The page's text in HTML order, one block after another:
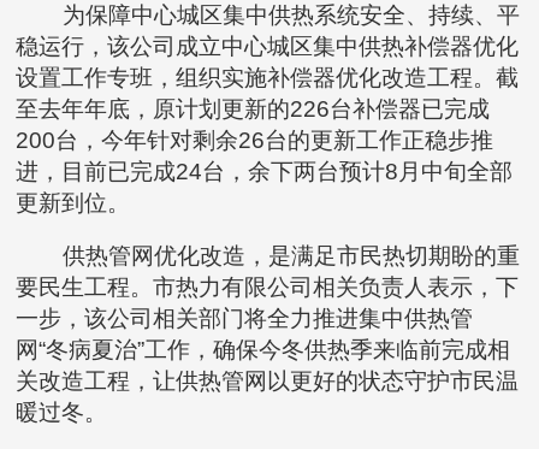
为保障中心城区集中供热系统安全、持续、平
稳运行，该公司成立中心城区集中供热补偿器优化
设置工作专班，组织实施补偿器优化改造工程。截
至去年年底，原计划更新的226台补偿器已完成
200台，今年针对剩余26台的更新工作正稳步推
进，目前已完成24台，余下两台预计8月中旬全部
更新到位。
供热管网优化改造，是满足市民热切期盼的重
要民生工程。市热力有限公司相关负责人表示，下
一步，该公司相关部门将全力推进集中供热管
网“冬病夏治”工作，确保今冬供热季来临前完成相
关改造工程，让供热管网以更好的状态守护市民温
暖过冬。